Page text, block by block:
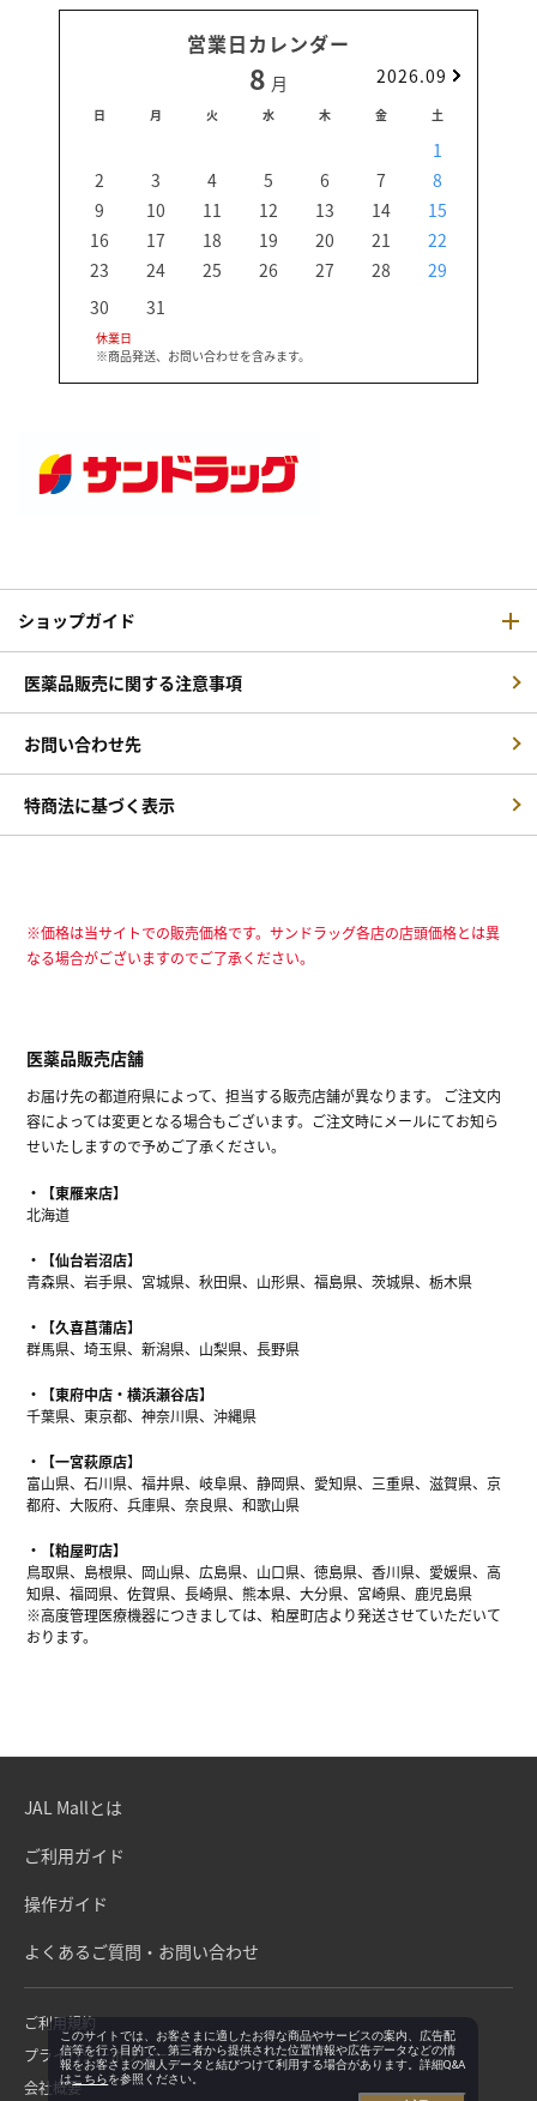
営業日カレンダー
8 月 2026.09
日 月 火 水 木 金 土
1
2
3 4 5 6 7
8
9
10 11 12 13 14
15
16
17 18 19 20 21
22
23
24 25 26 27 28
29
30
31
休業日
※商品発送、お問い合わせを含みます。
ショップガイド
医薬品販売に関する注意事項
お問い合わせ先
特商法に基づく表示
※価格は当サイトでの販売価格です。サンドラッグ各店の店頭価格とは異
なる場合がございますのでご了承ください。
医薬品販売店舗
お届け先の都道府県によって、担当する販売店舗が異なります。 ご注文内
容によっては変更となる場合もございます。ご注文時にメールにてお知ら
せいたしますので予めご了承ください。
【東雁来店】
北海道
【仙台岩沼店】
青森県、岩手県、宮城県、秋田県、山形県、福島県、茨城県、栃木県
【久喜菖蒲店】
群馬県、埼玉県、新潟県、山梨県、長野県
【東府中店・横浜瀬谷店】
千葉県、東京都、神奈川県、沖縄県
【一宮萩原店】
富山県、石川県、福井県、岐阜県、静岡県、愛知県、三重県、滋賀県、京
都府、大阪府、兵庫県、奈良県、和歌山県
【粕屋町店】
鳥取県、島根県、岡山県、広島県、山口県、徳島県、香川県、愛媛県、高
知県、福岡県、佐賀県、長崎県、熊本県、大分県、宮崎県、鹿児島県
※高度管理医療機器につきましては、粕屋町店より発送させていただいて
おります。
JAL Mallとは
ご利用ガイド
操作ガイド
よくあるご質問・お問い合わせ
ご利用規約
プライバシーポリシー
会社概要
このサイトでは、お客さまに適したお得な商品やサービスの案内、広告配
信等を行う目的で、第三者から提供された位置情報や広告データなどの情
報をお客さまの個人データと結びつけて利用する場合があります。詳細Q&A
はこちらを参照ください。